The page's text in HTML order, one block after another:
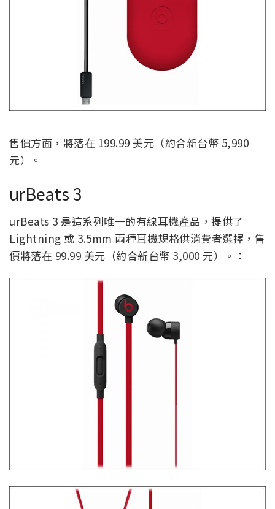
售價方面，將落在 199.99 美元（約合新台幣 5,990
元）。
urBeats 3
urBeats 3 是這系列唯一的有線耳機產品，提供了
Lightning 或 3.5mm 兩種耳機規格供消費者選擇，售
價將落在 99.99 美元（約合新台幣 3,000 元）。：